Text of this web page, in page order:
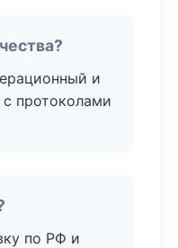
и
протоколами
по РФ и